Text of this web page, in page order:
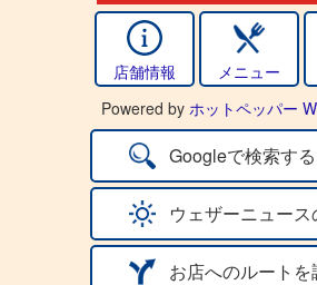
店舗情報 メニュー
Powered by ホットペッパー
Googleで検索する
ウェザーニュー
お店へのルートを